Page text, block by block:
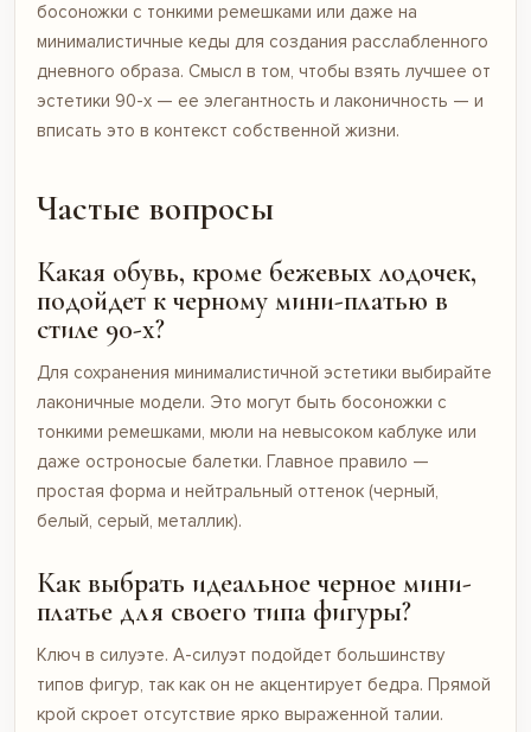
босоножки с тонкими ремешками или даже на
минималистичные кеды для создания расслабленного
дневного образа. Смысл в том, чтобы взять лучшее от
эстетики 90-х — ее элегантность и лаконичность — и
вписать это в контекст собственной жизни.
Частые вопросы
Какая обувь, кроме бежевых лодочек,
подойдет к черному мини-платью в
стиле 90-х?
Для сохранения минималистичной эстетики выбирайте
лаконичные модели. Это могут быть босоножки с
тонкими ремешками, мюли на невысоком каблуке или
даже остроносые балетки. Главное правило —
простая форма и нейтральный оттенок (черный,
белый, серый, металлик).
Как выбрать идеальное черное мини-
платье для своего типа фигуры?
Ключ в силуэте. А-силуэт подойдет большинству
типов фигур, так как он не акцентирует бедра. Прямой
крой скроет отсутствие ярко выраженной талии.